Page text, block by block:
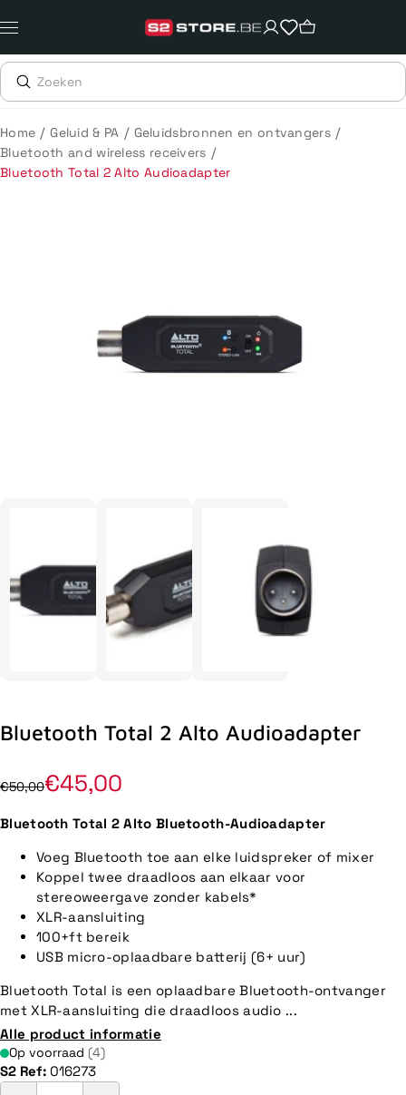
naar
content
Home / Geluid & PA / Geluidsbronnen en ontvangers /
Bluetooth and wireless receivers /
Bluetooth Total 2 Alto Audioadapter
Bluetooth Total 2 Alto Audioadapter
€50,00€45,00
Bluetooth Total 2 Alto Bluetooth-Audioadapter
Voeg Bluetooth toe aan elke luidspreker of mixer
Koppel twee draadloos aan elkaar voor
stereoweergave zonder kabels*
XLR-aansluiting
100+ft bereik
USB micro-oplaadbare batterij (6+ uur)
Bluetooth Total is een oplaadbare Bluetooth-ontvanger
met XLR-aansluiting die draadloos audio ...
Alle product informatie
Op voorraad (4)
S2 Ref: 016273